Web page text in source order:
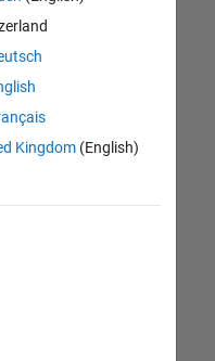
Kingdom(English)